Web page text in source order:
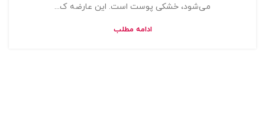
می‌شود، خشکی پوست است. این عارضه ک...
ادامه مطلب